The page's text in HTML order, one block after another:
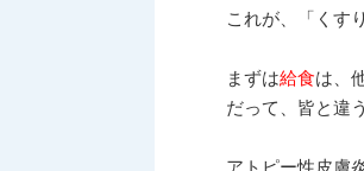
これが、「くす
まずは給食は、
だって、皆と違
アトピー性皮膚